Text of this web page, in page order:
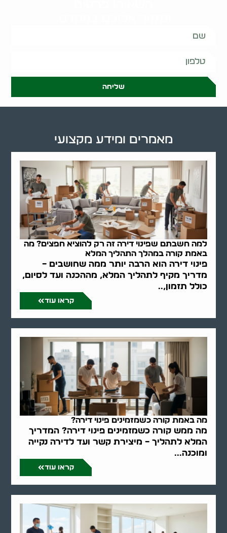
שליחה
למה חשבתם שפינוי דירה זה רק להוציא חפצים? מה
באמת קורה במהלך התהליך המלא
פינוי דירה הוא הרבה יותר ממה שחושבים –
מדריך מקיף לתהליך המלא, מההכנה ועד לסיום,
כולל תזמון,..
קראו עוד
מה באמת קורה כשמזמינים פינוי דירה?
מה ממש קורה כשמזמינים פינוי דירה? המדריך
המלא לתהליך – מיצירת קשר ועד לדירה נקייה
ומוכנה...
קראו עוד
מאמרים ומידע מקצועי